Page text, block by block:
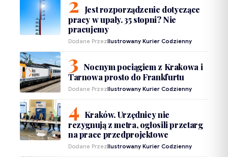
Jest rozporządzenie dotyczące
pracy w upały. 35 stopni? Nie
pracujemy
Dodane PrzezIlustrowany Kurier Codzienny
Nocnym pociągiem z Krakowa i
Tarnowa prosto do Frankfurtu
Dodane PrzezIlustrowany Kurier Codzienny
Kraków. Urzędnicy nie
rezygnują z metra, ogłosili przetarg
na prace przedprojektowe
Dodane PrzezIlustrowany Kurier Codzienny